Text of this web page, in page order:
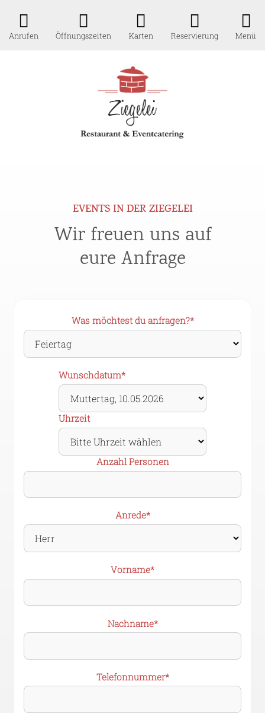
Anrufen Öffnungszeiten Karten Reservierung Menü
EVENTS IN DER ZIEGELEI
Wir freuen uns auf
eure Anfrage
Pflichtfeld
Was möchtest du anfragen?*
Pflichtfeld
Wunschdatum*
Uhrzeit
Anzahl Personen
Pflichtfeld
Anrede*
Pflichtfeld
Vorname*
Pflichtfeld
Nachname*
Pflichtfeld
Telefonnummer*